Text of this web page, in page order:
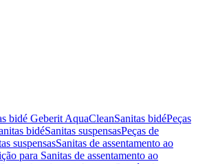
bidé Geberit AquaCleanSanitas bidéPeças
bidéSanitas suspensasPeças de
suspensasSanitas de assentamento ao
para Sanitas de assentamento ao